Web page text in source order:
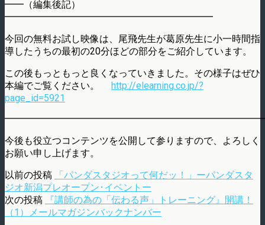
━━（編集後記）
━━━━━━━━━━━━━━━━━━━━━━
今回の無料お試し映像は、尾飛先生が葛原先生に小一時間指
導したうちの最初の20分ほどの部分をご紹介しています。
この後もっともっと良くなっていきました。その様子はぜひ
本編でご覧ください。 http://elearning.co.jp/?
page_id=5921
今後も役立つコンテンツを公開して参りますので、よろしく
お願い申し上げます。
以前の投稿
「パンダスタジオって何だッ！」ーパンダスタ
ジオ新潟プレオープン･イベントー
次の投稿
『講師の為の「伝わる声」トレーニング』開講！
（1）メールマガジンバックナンバー